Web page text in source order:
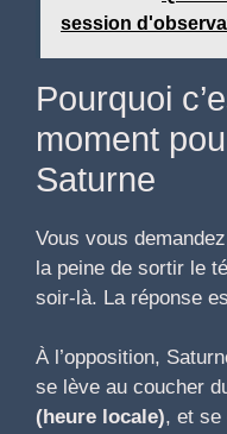
session
Pourquoi
moment
Saturne
Vous vous
la peine de sortir le
soir-là. La réponse
À l’opposition,
se lève au coucher
(heure locale), et se